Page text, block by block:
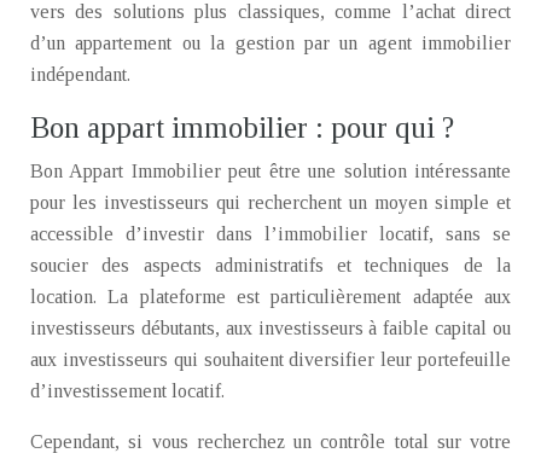
vers des solutions plus classiques, comme l’achat direct
d’un appartement ou la gestion par un agent immobilier
indépendant.
Bon appart immobilier : pour qui ?
Bon Appart Immobilier peut être une solution intéressante
pour les investisseurs qui recherchent un moyen simple et
accessible d’investir dans l’immobilier locatif, sans se
soucier des aspects administratifs et techniques de la
location. La plateforme est particulièrement adaptée aux
investisseurs débutants, aux investisseurs à faible capital ou
aux investisseurs qui souhaitent diversifier leur portefeuille
d’investissement locatif.
Cependant, si vous recherchez un contrôle total sur votre